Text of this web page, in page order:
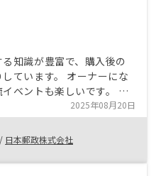
知識が豊富で、購入後の
ています。 オーナーにな
ベントも楽しいです。 ま
力的だったので追加購入さ
2025年08月20日
/ 日本郵政株式会社